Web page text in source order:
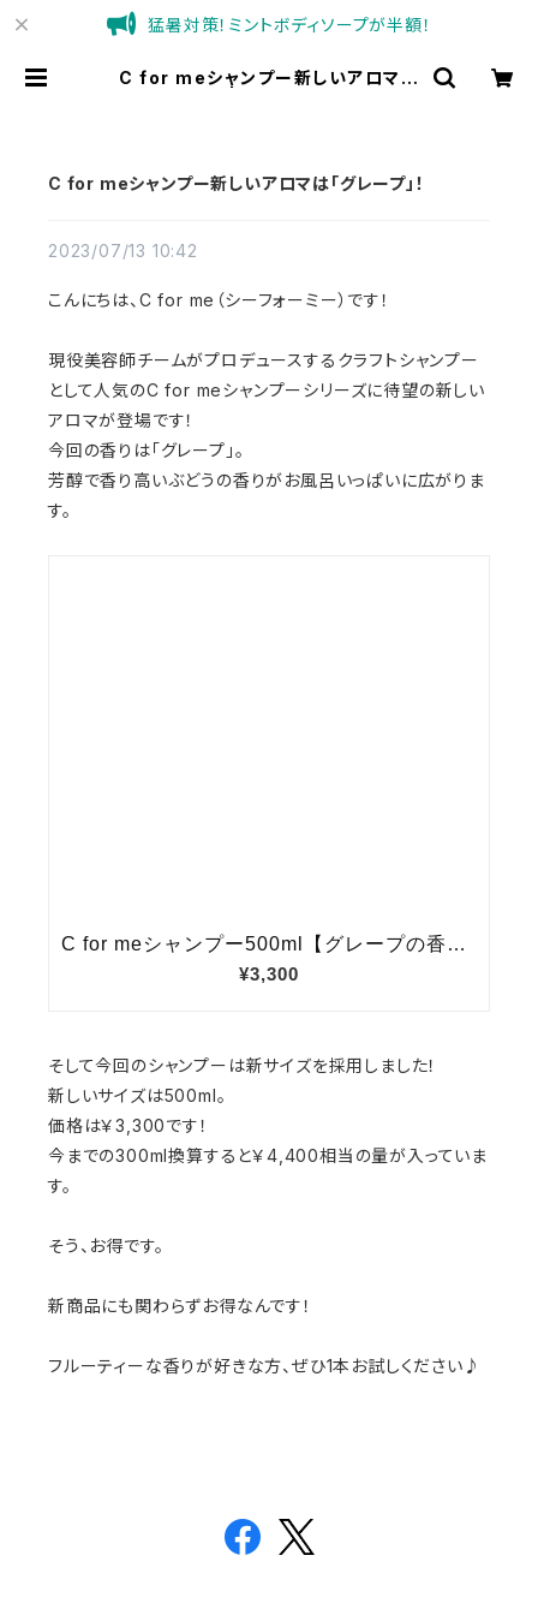
猛暑対策！ミントボディソープが半額！
C for meシャンプー新しいアロマは
C for meシャンプー新しいアロマは「グレープ」！
2023/07/13 10:42
こんにちは、C for me（シーフォーミー）です！
現役美容師チームがプロデュースするクラフトシャンプー
として人気のC for meシャンプーシリーズに待望の新しい
アロマが登場です！
今回の香りは「グレープ」。
芳醇で香り高いぶどうの香りがお風呂いっぱいに広がりま
す。
そして今回のシャンプーは新サイズを採用しました！
新しいサイズは500ml。
価格は￥3,300です！
今までの300ml換算すると￥4,400相当の量が入っていま
す。
そう、お得です。
新商品にも関わらずお得なんです！
フルーティーな香りが好きな方、ぜひ1本お試しください♪